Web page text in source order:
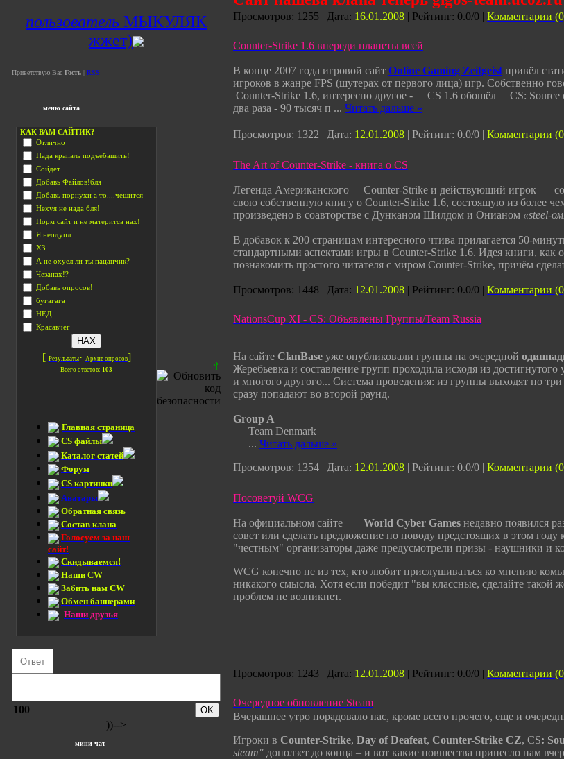
пользователь МЫКУЛЯК
жжет)
Приветствую Вас Гость | RSS
меню сайта
КАК ВАМ САЙТИК?
Отлично
Нада крапаль подъебашить!
Сойдет
Добавь Файлов!бля
Добавь порнухи а то....чешится
Нехуя не нада бля!
Норм сайт и не материтса нах!
Я неодупл
Х3
А не охуел ли ты пацанчик?
Чезанах!?
Добавь опросов!
бугагага
НЕД
Красавчег
[ Результаты· Архив опросов]
Всего ответов: 103
Главная страница
CS файлы
Каталог статей
Форум
CS картинки
Аватары
Обратная связь
Состав клана
Голосуем за наш
сайт!
Скидываемся!
Наши CW
Забить нам CW
Обмен баннерами
Наши друзья
100
))-->
мини-чат
Просмотров: 1255 | Дата: 16.01.2008 | Рейтинг: 0.0/0 | Комментарии
Counter-Strike 1.6 впереди планеты всей
В конце 2007 года игровой сайт Online Gaming Zeitgeist привёл
игроков в жанре FPS (шутерах от первого лица) игр. Собственно
Counter-Strike 1.6, интересно другое -
CS 1.6 обошёл
CS: Source
два раза - 90 тысяч п ... Читать дальше »
Просмотров: 1322 | Дата: 12.01.2008 | Рейтинг: 0.0/0 | Комментарии
The Art of Counter-Strike - книга о CS
Легенда Американского Counter-Strike и действующий игрок
свою собственную книгу о Counter-Strike 1.6, состоящую из более
произведено в соавторстве с Дунканом Шилдом и Онианом «steel-
В добавок к 200 страницам интересного чтива прилагается 50-
стандартными аспектами игры в Counter-Strike 1.6. Идея книги, как
познакомить простого читателя с миром Counter-Strike, причём
Просмотров: 1448 | Дата: 12.01.2008 | Рейтинг: 0.0/0 | Комментарии
NationsCup XI - CS: Объявлены Группы/Team Russia
На сайте ClanBase уже опубликовали группы на очередной
Жеребьевка и составление групп проходила исходя из
и многого другого... Система проведения: из группы выходят по
сразу попадают во второй раунд.
Group A
Team Denmark
... Читать дальше »
Просмотров: 1354 | Дата: 12.01.2008 | Рейтинг: 0.0/0 | Комментарии
Посоветуй WCG
На официальном сайте World Cyber Games недавно появился
совет или сделать предложение по поводу предстоящих в этом
"честным" организаторы даже предусмотрели призы - наушники и
WCG конечно не из тех, кто любит прислушиваться ко мнению
никакого смысла. Хотя если победит "вы классные, сделайте
проблем не возникнет.
Просмотров: 1243 | Дата: 12.01.2008 | Рейтинг: 0.0/0 | Комментарии
Очередное обновление Steam
Вчерашнее утро порадовало нас, кроме всего прочего, еще и
Игроки в Counter-Strike, Day of Deafeat, Counter-Strike CZ, CS:
steam" доползет до конца – и вот какие новшества принесло нам